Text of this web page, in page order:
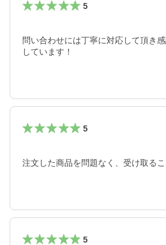
5
問い合わせには丁寧に対応して頂き
しています！
5
注文した商品を問題なく、受け取るこ
5